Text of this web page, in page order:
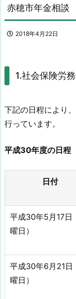
赤穂市年金相談
2018年4月22日
1.社会保険労
下記の日程により
行っています。
平成30年度の日程
日付
平成30年5月17日
曜日）
平成30年6月21日
曜日）